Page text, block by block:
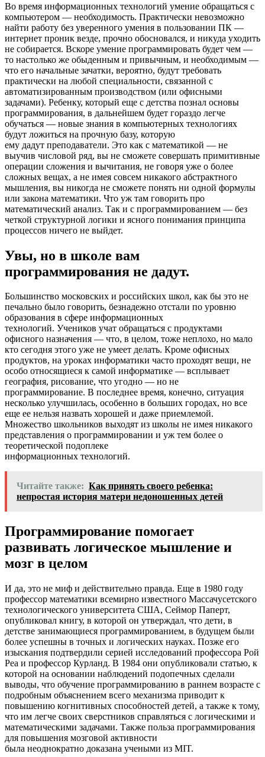
Во время информационных технологий умение обращаться с
компьютером — необходимость. Практически невозможно
найти работу без уверенного умения в пользовании ПК —
интернет проник везде, прочно обосновался, и никуда уходить
не собирается. Вскоре умение программировать будет чем —
то настолько же обыденным и привычным, и необходимым —
что его начальные зачатки, вероятно, будут требовать
практически на любой специальности, связанной с
автоматизированным производством (или офисными
задачами). Ребенку, который еще с детства познал основы
программирования, в дальнейшем будет гораздо легче
обучаться — новые знания в компьютерных технологиях
будут ложиться на прочную базу, которую
ему дадут преподаватели. Это как с математикой — не
выучив числовой ряд, вы не сможете совершать примитивные
операции сложения и вычитания, не говоря уже о более
сложных вещах, а не имея совсем никакого абстрактного
мышления, вы никогда не сможете понять ни одной формулы
или закона математики. Что уж там говорить про
математический анализ. Так и с программированием — без
четкой структурной логики и ясного понимания принципа
процессов ничего не выйдет.
Увы, но в школе вам
программирования не дадут.
Большинство московских и российских школ, как бы это не
печально было говорить, безнадежно отстали по уровню
образования в сфере информационных
технологий. Учеников учат обращаться с продуктами
офисного назначения — что, в целом, тоже неплохо, но мало
кто сегодня этого уже не умеет делать. Кроме офисных
продуктов, на уроках информатики часто проходят вещи, не
особо относящиеся к самой информатике — всплывает
география, рисование, что угодно — но не
программирование. В последнее время, конечно, ситуация
несколько улучшилась, особенно в больших городах, но все
еще ее нельзя назвать хорошей и даже приемлемой.
Множество школьников выходят из школы не имея никакого
представления о программировании и уж тем более о
теоретической подоплеке
информационных технологий.
Читайте также: Как принять своего ребенка:
непростая история матери недоношенных детей
Программирование помогает
развивать логическое мышление и
мозг в целом
И да, это не миф и действительно правда. Еще в 1980 году
профессор математики всемирно известного Массачусетского
технологического университета США, Сеймор Паперт,
опубликовал книгу, в которой он утверждал, что дети, в
детстве занимающиеся программированием, в будущем были
более успешны в точных и логических науках. Позже его
изыскания подтвердили серией исследований профессора Рой
Реа и профессор Курланд. В 1984 они опубликовали статью, к
которой на основании наблюдений подопечных сделали
выводы, что обучение программированию в раннем возрасте с
подробным объяснением всего механизма приводит к
повышению когнитивных способностей детей, а также к тому,
что им легче своих сверстников справляться с логическими и
математическими задачами. Также польза программирования
для повышения мозговой активности
была неоднократно доказана учеными из MIT.